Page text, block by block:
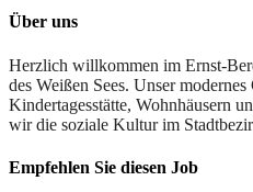
Über uns
Herzlich willkommen im Ernst-
des Weißen Sees. Unser
Kindertagesstätte, Wohnhäusern
wir die soziale Kultur im
Empfehlen Sie diesen Job